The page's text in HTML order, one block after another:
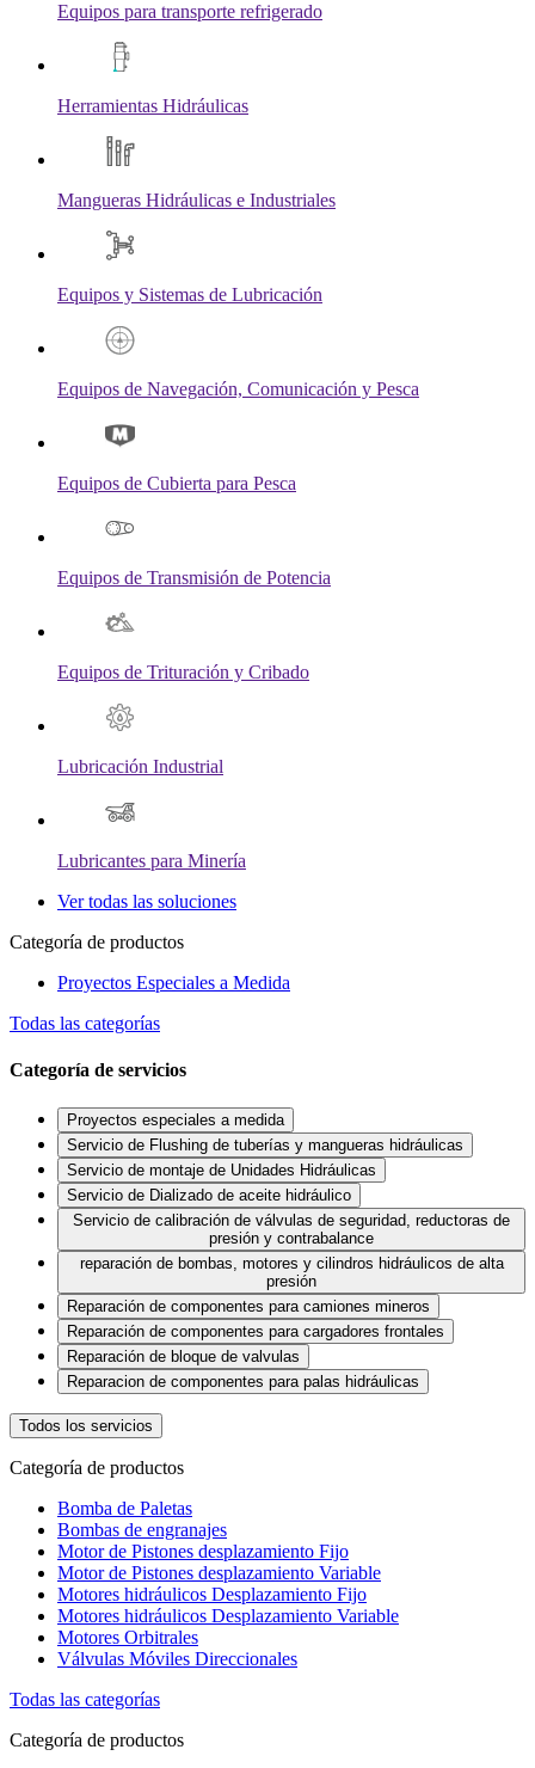
Equipos para transporte refrigerado
Herramientas Hidráulicas
Mangueras Hidráulicas e Industriales
Equipos y Sistemas de Lubricación
Equipos de Navegación, Comunicación y Pesca
Equipos de Cubierta para Pesca
Equipos de Transmisión de Potencia
Equipos de Trituración y Cribado
Lubricación Industrial
Lubricantes para Minería
Ver todas las soluciones
Categoría de productos
Proyectos Especiales a Medida
Todas las categorías
Categoría de servicios
Proyectos especiales a medida
Servicio de Flushing de tuberías y mangueras hidráulicas
Servicio de montaje de Unidades Hidráulicas
Servicio de Dializado de aceite hidráulico
Servicio de calibración de válvulas de seguridad, reductoras de
presión y contrabalance
reparación de bombas, motores y cilindros hidráulicos de alta
presión
Reparación de componentes para camiones mineros
Reparación de componentes para cargadores frontales
Reparación de bloque de valvulas
Reparacion de componentes para palas hidráulicas
Todos los servicios
Categoría de productos
Bomba de Paletas
Bombas de engranajes
Motor de Pistones desplazamiento Fijo
Motor de Pistones desplazamiento Variable
Motores hidráulicos Desplazamiento Fijo
Motores hidráulicos Desplazamiento Variable
Motores Orbitrales
Válvulas Móviles Direccionales
Todas las categorías
Categoría de productos